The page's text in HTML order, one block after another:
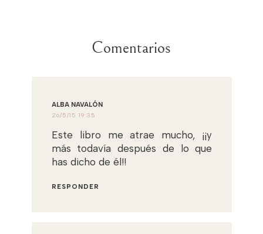
Comentarios
ALBA NAVALÓN
26/5/15 19:35
Este libro me atrae mucho, ¡¡y
más todavía después de lo que
has dicho de él!!
RESPONDER